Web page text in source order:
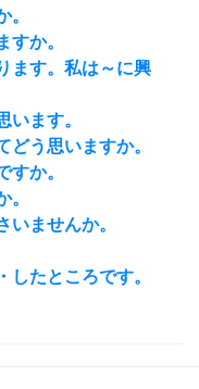
か。
ます。私は～に興
ます。
う思いますか。
か。
ませんか。
たところです。